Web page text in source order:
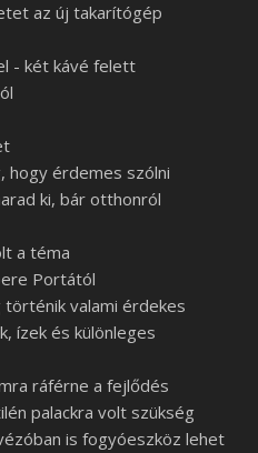
az új takarítógép
- két kávé felett
hogy érdemes szólni
ki, bár otthonról
a téma
Portától
történik valami érdekes
ízek és különleges
ráférne a fejlődés
palackra volt szükség
is fogyóeszköz lehet